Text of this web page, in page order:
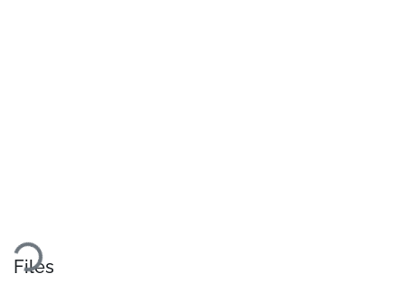
Files